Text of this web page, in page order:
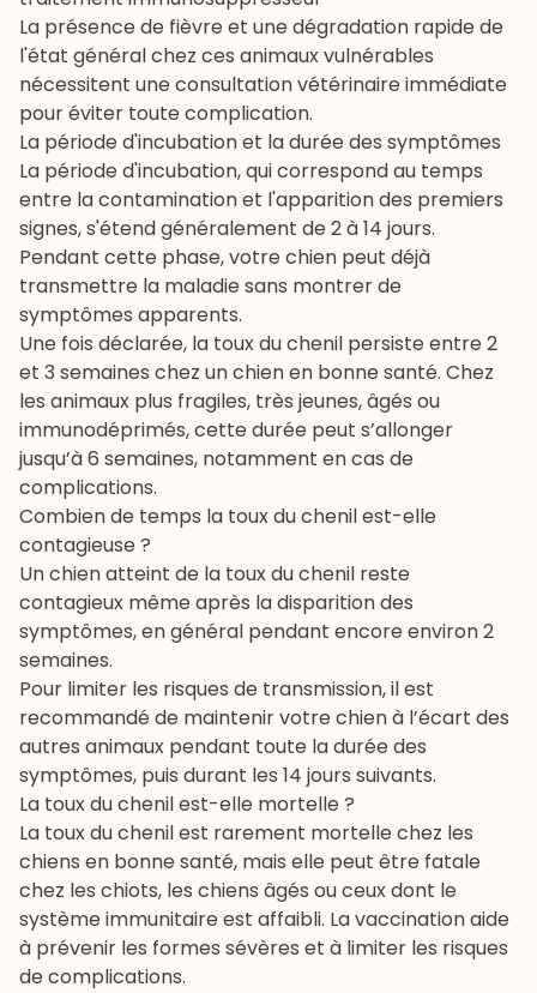
La présence de fièvre et une dégradation rapide de
l'état général chez ces animaux vulnérables
nécessitent une consultation vétérinaire immédiate
pour éviter toute complication.
La période d'incubation et la durée des symptômes
La période d'incubation, qui correspond au temps
entre la contamination et l'apparition des premiers
signes, s'étend généralement de 2 à 14 jours.
Pendant cette phase, votre chien peut déjà
transmettre la maladie sans montrer de
symptômes apparents.
Une fois déclarée, la toux du chenil persiste entre 2
et 3 semaines chez un chien en bonne santé. Chez
les animaux plus fragiles, très jeunes, âgés ou
immunodéprimés, cette durée peut s’allonger
jusqu’à 6 semaines, notamment en cas de
complications.
Combien de temps la toux du chenil est-elle
contagieuse ?
Un chien atteint de la toux du chenil reste
contagieux même après la disparition des
symptômes, en général pendant encore environ 2
semaines.
Pour limiter les risques de transmission, il est
recommandé de maintenir votre chien à l’écart des
autres animaux pendant toute la durée des
symptômes, puis durant les 14 jours suivants.
La toux du chenil est-elle mortelle ?
La toux du chenil est rarement mortelle chez les
chiens en bonne santé, mais elle peut être fatale
chez les chiots, les chiens âgés ou ceux dont le
système immunitaire est affaibli. Lavaccinationaide
à prévenir les formes sévères et à limiter les risques
de complications.